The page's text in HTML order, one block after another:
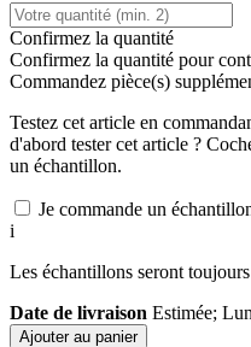
Confirmez la quantité
Confirmez la quantité pour
Commandez pièce(s)
Testez cet article en
d'abord tester cet article ?
un échantillon.
Je commande un
i
Les échantillons seront
Date de livraison Estimée;
Ajouter au panier